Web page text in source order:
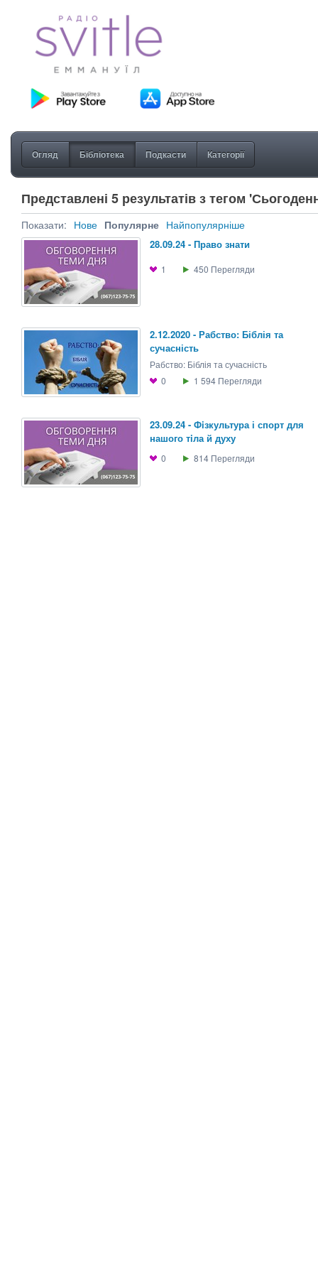
Огляд Бібліотека Подкасти Категорії
Представлені 5 результатів з тегом
Показати: Нове Популярне Найпопулярніше
28.09.24 - Право знати
1 450 Перегляди
2.12.2020 - Рабство: Біблія та
сучасність
Рабство: Біблія та сучасність
0
1 594 Перегляди
23.09.24 - Фiзкультура і спорт для
нашого тiла й духу
0 814 Перегляди